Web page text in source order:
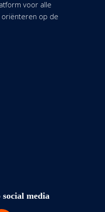
voor alle
op de
media